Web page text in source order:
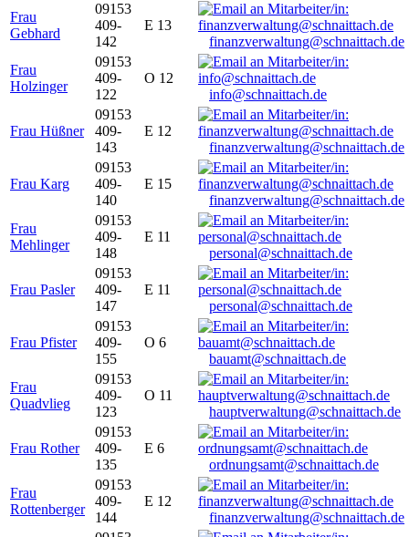
Frau
Gebhard
09153
409-
142
E 13
finanzverwaltung@schnaittach.de
Frau
Holzinger
09153
409-
122
O 12
info@schnaittach.de
Frau Hüßner
09153
409-
143
E 12
finanzverwaltung@schnaittach.de
Frau Karg
09153
409-
140
E 15
finanzverwaltung@schnaittach.de
Frau
Mehlinger
09153
409-
148
E 11
personal@schnaittach.de
Frau Pasler
09153
409-
147
E 11
personal@schnaittach.de
Frau Pfister
09153
409-
155
O 6
bauamt@schnaittach.de
Frau
Quadvlieg
09153
409-
123
O 11
hauptverwaltung@schnaittach.de
Frau Rother
09153
409-
135
E 6
ordnungsamt@schnaittach.de
Frau
Rottenberger
09153
409-
144
E 12
finanzverwaltung@schnaittach.de